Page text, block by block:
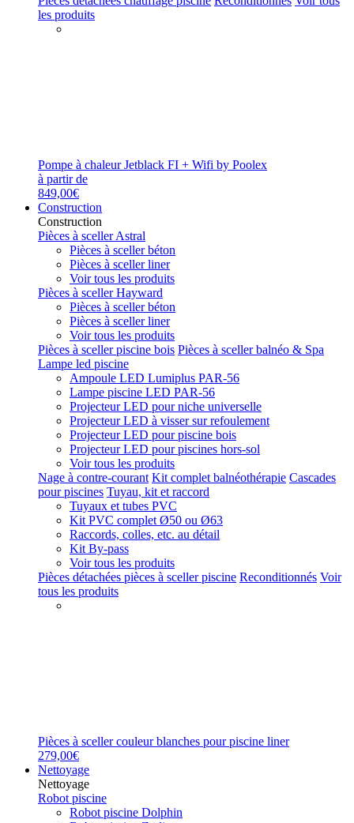
les produits
Pompe à chaleur Jetblack FI + Wifi by Poolex
à partir de
849,00€
Construction
Construction
Pièces à sceller Astral
Pièces à sceller béton
Pièces à sceller liner
Voir tous les produits
Pièces à sceller Hayward
Pièces à sceller béton
Pièces à sceller liner
Voir tous les produits
Pièces à sceller piscine bois Pièces à sceller balnéo & Spa
Lampe led piscine
Ampoule LED Lumiplus PAR-56
Lampe piscine LED PAR-56
Projecteur LED pour niche universelle
Projecteur LED à visser sur refoulement
Projecteur LED pour piscine bois
Projecteur LED pour piscines hors-sol
Voir tous les produits
Nage à contre-courant Kit complet balnéothérapie Cascades
pour piscines Tuyau, kit et raccord
Tuyaux et tubes PVC
Kit PVC complet Ø50 ou Ø63
Raccords, colles, etc. au détail
Kit By-pass
Voir tous les produits
Pièces détachées pièces à sceller piscine Reconditionnés Voir
tous les produits
Pièces à sceller couleur blanches pour piscine liner
279,00€
Nettoyage
Nettoyage
Robot piscine
Robot piscine Dolphin